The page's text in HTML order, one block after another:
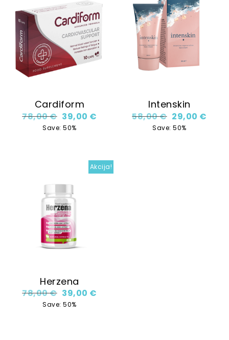
Cardiform
78,00€ Original price was: 78,00 €.
39,00 € Current price is: 39,00 €.
Save: 50%
Intenskin
58,00€ Original
29,00 €
Save: 50%
Akcija!
Herzena
78,00€ Original price was: 78,00 €.
39,00 €
Save: 50%